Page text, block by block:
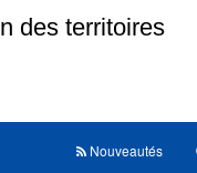
Nouveautés